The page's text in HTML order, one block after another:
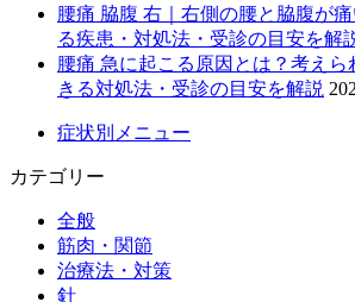
腰痛 脇腹 右｜右側の腰と脇腹が
る疾患・対処法・受診の目安を解
腰痛 急に起こる原因とは？考え
きる対処法・受診の目安を解説
症状別メニュー
カテゴリー
全般
筋肉・関節
治療法・対策
針